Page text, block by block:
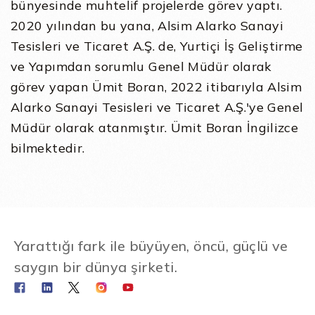
bünyesinde muhtelif projelerde görev yaptı.
2020 yılından bu yana, Alsim Alarko Sanayi
Tesisleri ve Ticaret A.Ş. de, Yurtiçi İş Geliştirme
ve Yapımdan sorumlu Genel Müdür olarak
görev yapan Ümit Boran, 2022 itibarıyla Alsim
Alarko Sanayi Tesisleri ve Ticaret A.Ş.'ye Genel
Müdür olarak atanmıştır. Ümit Boran İngilizce
bilmektedir.
Yarattığı fark ile büyüyen, öncü, güçlü ve
saygın bir dünya şirketi.